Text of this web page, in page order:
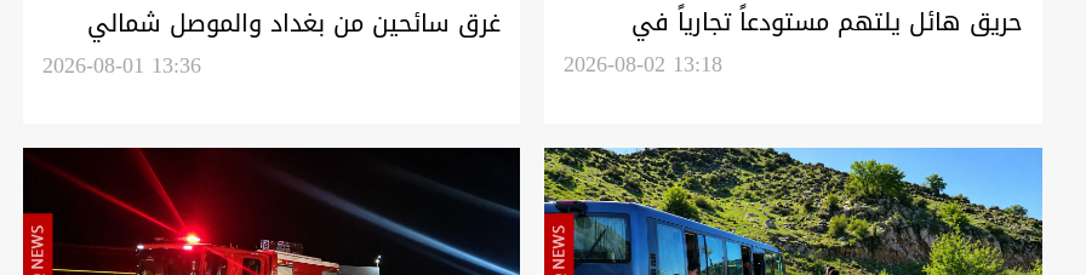
حريق هائل يلتهم مستودعاً تجارياً في
دهوك وخسائر تُقدّر بمليوني دولار (صور)
2026-08-02 13:18
غرق سائحين من بغداد والموصل شمالي
2026-08-01 13:36